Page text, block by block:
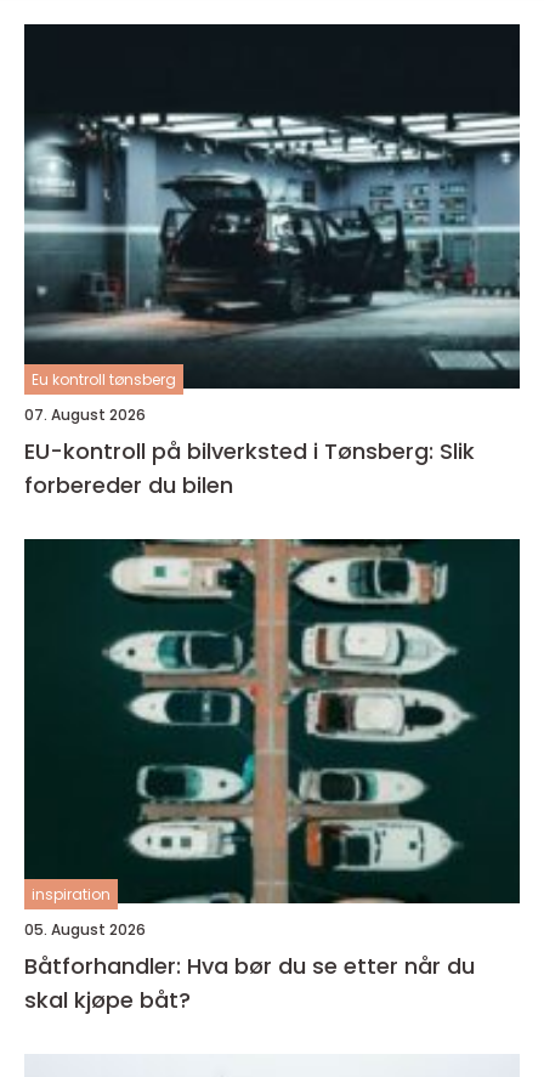
Eu kontroll tønsberg
07. August 2026
EU-kontroll på bilverksted i Tønsberg: Slik
forbereder du bilen
inspiration
05. August 2026
Båtforhandler: Hva bør du se etter når du
skal kjøpe båt?